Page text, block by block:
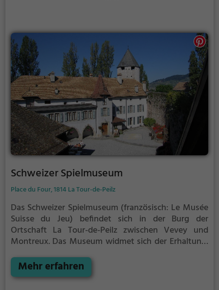
Schweizer Spielmuseum
Place du Four, 1814 La Tour-de-Peilz
Das Schweizer Spielmuseum (französisch: Le Musée
Suisse du Jeu) befindet sich in der Burg der
Ortschaft La Tour-de-Peilz zwischen Vevey und
Montreux. Das Museum widmet sich der Erhaltung,
von Gesellschaftsspielen. Im Gegensatz zu anderen
Museen unterscheidet das Schweizer Spielmuseum
Mehr erfahren